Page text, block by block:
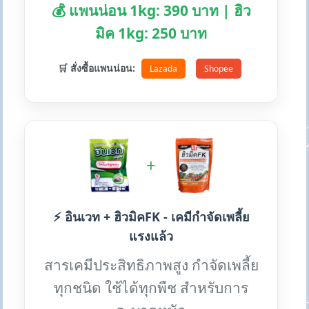
💰 แพนน่อน 1kg: 390 บาท | ฮิว
มิค 1kg: 250 บาท
🛒 สั่งซื้อแพนน่อน: Lazada Shopee
+
⚡ อินเวท + ฮิวมิคFK - เคมีกำจัดเพลี้ย
แรงแล้ว
สารเคมีประสิทธิภาพสูง กำจัดเพลี้ย
ทุกชนิด ใช้ได้ทุกพืช สำหรับการ